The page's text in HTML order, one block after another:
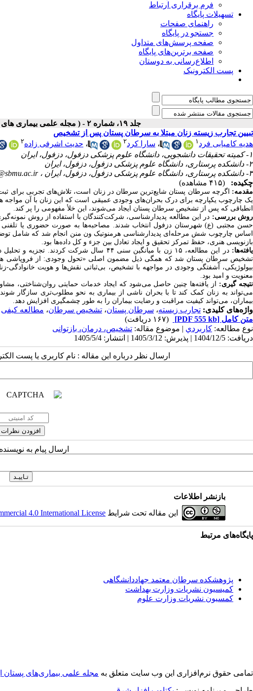
فرم برقراری ارتباط
تسهیلات پایگاه
راهنمای صفحات
جستجو در پایگاه
صفحه پرسش‌های متداول
صفحه برترین‌های پایگاه
اطلاع‌رسانی به دوستان
پست الکترونیک
جلد ۱۹، شماره ۲ - ( مجله علمی بیماری های پستان ایران ۱۴۰۵ )
تبیین تجارب زیسته زنان مبتلا به سرطان پستان پس از تشخیص
هدیه کامیابی فرد ۱ ، سارا کرد۲ ، حدیث اشرفی زاده۲
۱- کمیته تحقیقات دانشجویی، دانشگاه علوم پزشکی دزفول، دزفول‌، ایران
۲- دانشکده پرستاری، دانشگاه علوم پزشکی دزفول، دزفول‌، ایران
۳- دانشکده پرستاری، دانشگاه علوم پزشکی دزفول، دزفول‌، ایران ،
چکیده:
(۴۱۵ مشاهده)
مقدمه: اگرچه سرطان پستان شایع‌ترین سرطان در زنان است، تلاش‌های تجربی برای
یک چارچوب یکپارچه برای درک بحران‌های وجودی عمیقی است که این زنان با آن مواجه
انطباقی که پس از تشخیص سرطان پستان ایجاد می‌شوند، این خلأ مفهومی را پر کند.
روش بررسی: در این مطالعه پدیدارشناسی، شرکت‌کنندگان با استفاده از روش
حسن مجتبی (ع) شهرستان دزفول انتخاب شدند. مصاحبه‌ها به صورت حضوری یا تلفنی با
اساس چارچوب شش مرحله‌ای پدیدارشناسی هرمنوتیک ون منن انجام شد که شامل
بازنویسی هنری، حفظ تمرکز تحقیق و ایجاد تعادل بین جزء و کل داده‌ها بود.
یافتهها: در این مطالعه، ۱۵ زن با میانگین سنی ۴۴ سال شرکت کردند. تجزیه و تحلیل
تشخیص سرطان پستان شد که همگی ذیل مضمون اصلی «تحول وجودی: از فروپاشی
بیولوژیکی، آشفتگی وجودی در مواجهه با تشخیص، بی‌ثباتی نقش‌ها و هویت خانوادگی-
معنویت و امید بود.
نتیجه گیری: از یافته‌ها چنین حاصل می‌شود که ایجاد خدمات حمایتی روان‌شناختی،
می‌تواند به زنان کمک کند تا با بحران ناشی از بیماری به نحو مطلوب‌تری سازگار
بیماران، می‌تواند کیفیت مراقبت و رضایت بیماران را به طور چشمگیری افزایش دهد.
واژه‌های کلیدی: تجارب زیسته، سرطان پستان، تشخیص سرطان، مطالعه کیفی
متن کامل [PDF 555 kb]
(۱۶۷ دریافت)
نوع مطالعه: كاربردي | موضوع مقاله: تشخیص، درمان، بازتوانی
دریافت: 1404/12/5 | پذیرش: 1405/3/12 | انتشار: 1405/5/4
ارسال نظر درباره این مقاله : نام کاربری یا پست
ارسال پیام به
بازنشر اطلاعات
این مقاله تحت شرایط 4.0 International License
پایگاه‌های مرتبط
پژوهشکده سرطان معتمد جهاددانشگاهی
کمیسیون نشریات وزارت بهداشت
کمسیون نشریات وزارت علوم
تمامی حقوق نرم‌افزاری اين وب سایت متعلق به مجله علمی بیماری‌های پستان